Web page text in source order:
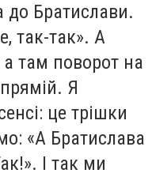
до Братислави.
так-так». А
а там поворот на
Я
це трішки
«А Братислава
І так ми